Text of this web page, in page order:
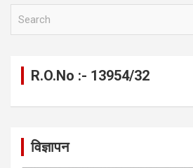
R.O.No :- 13954/32
विज्ञापन